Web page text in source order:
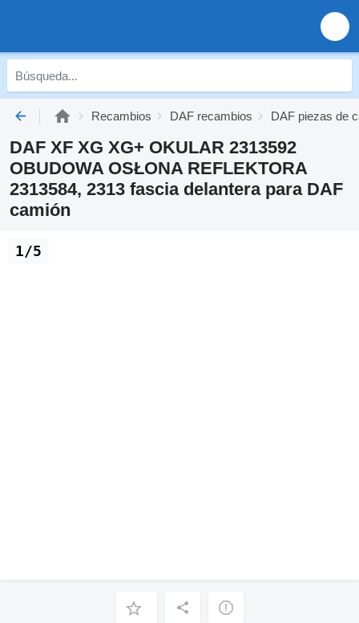
Recambios DAF recambios DAF piezas de
DAF XF XG XG+ OKULAR 2313592
OBUDOWA OSŁONA REFLEKTORA
2313584, 2313 fascia delantera para DAF
camión
1/5